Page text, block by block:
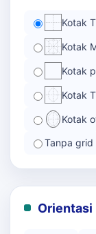
Kotak
Kotak
Kotak
Kotak
Kotak
Tanpa grid
Orientasi